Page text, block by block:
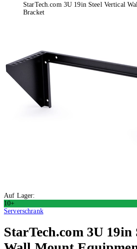
StarTech.com 3U 19in Steel Vertical
Bracket
Auf Lager:
10+
Serverschrank
StarTech.com 3U 19in